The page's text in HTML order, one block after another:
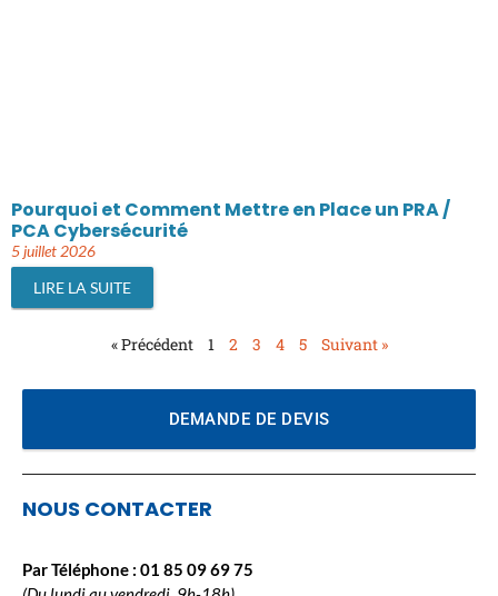
Pourquoi et Comment Mettre en Place un PRA /
PCA Cybersécurité
5 juillet 2026
LIRE LA SUITE
« Précédent 1 2 3 4 5 Suivant »
DEMANDE DE DEVIS
NOUS CONTACTER
Par Téléphone : 01 85 09 69 75